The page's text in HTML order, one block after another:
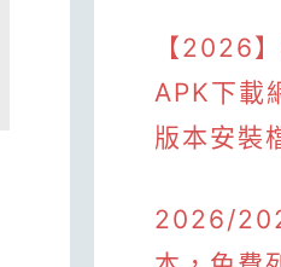
【2026
APK下載
版本安裝
2026/